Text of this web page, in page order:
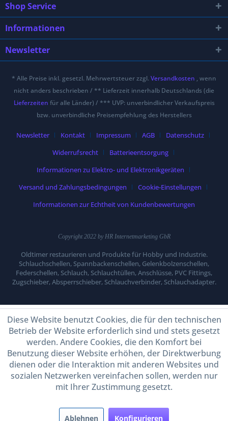
Shop Service
Informationen
Newsletter
* Alle Preise inkl. gesetzl. Mehrwertsteuer zzgl. Versandkosten , wenn
nicht anders beschrieben / ** Lieferzeit innerhalb Deutschlands (die
Lieferzeiten für alle Länder) / *** UVP: unverbindlicher Verkaufspreis
bzw. unverbindliche Preisempfehlung des Herstellers
Newsletter Kontakt Impressum AGB
Datenschutz
Widerrufsrecht
Batterieentsorgung
Informationen zu Elektro- und Elektronikgeräten
Versand und Zahlungsbedingungen
Cookie-Einstellungen
Informationen zur Echtheit von Kundenbewertungen
Copyright 2022 by HR Internetmarketing GbR
Oldtimer restaurieren und Produkte für Hobby und Industrie.
Schlauchschellen, Spannbackenschellen, Gelenkbolzenschellen,
Federschellen, Schlauch, Schlauchtüllen, Anschlüsse, PVC Fittings,
Zugschieber, Absperrschieber, Schlauchverbinder, Schlauchadapter.
Diese Website benutzt Cookies, die für den technischen
Betrieb der Website erforderlich sind und stets gesetzt
werden. Andere Cookies, die den Komfort bei
Benutzung dieser Website erhöhen, der Direktwerbung
dienen oder die Interaktion mit anderen Websites und
sozialen Netzwerken vereinfachen sollen, werden nur
mit Ihrer Zustimmung gesetzt.
Ablehnen Konfigurieren